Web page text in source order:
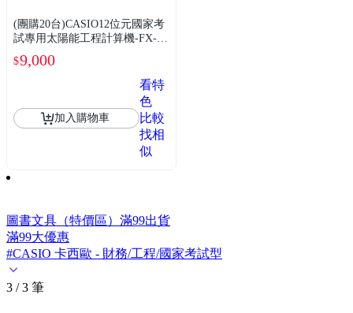
(團購20台)CASIO12位元國家考
試專用太陽能工程計算機-FX-82
$9,000
加入購物車
看特
色
比較
找相
似
圖書文具（特價區）滿99出貨
滿99大優惠
#CASIO 卡西歐 - 財務/工程/國家考試型
3 / 3 筆